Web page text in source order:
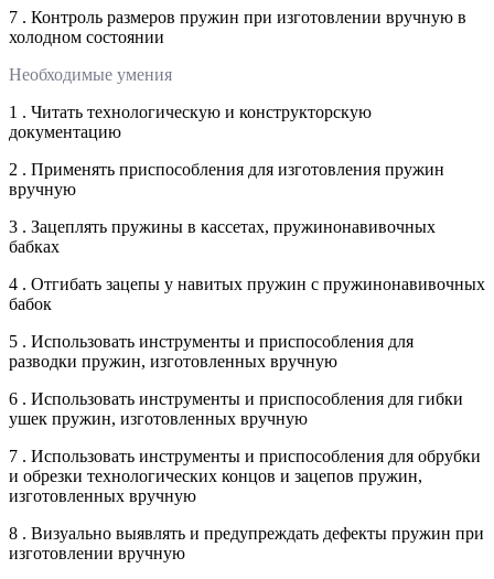
7 . Контроль размеров пружин при изготовлении вручную в
холодном состоянии
Необходимые умения
1 . Читать технологическую и конструкторскую
документацию
2 . Применять приспособления для изготовления пружин
вручную
3 . Зацеплять пружины в кассетах, пружинонавивочных
бабках
4 . Отгибать зацепы у навитых пружин с пружинонавивочных
бабок
5 . Использовать инструменты и приспособления для
разводки пружин, изготовленных вручную
6 . Использовать инструменты и приспособления для гибки
ушек пружин, изготовленных вручную
7 . Использовать инструменты и приспособления для обрубки
и обрезки технологических концов и зацепов пружин,
изготовленных вручную
8 . Визуально выявлять и предупреждать дефекты пружин при
изготовлении вручную